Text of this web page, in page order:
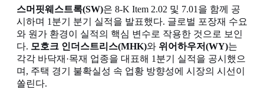
스머핏웨스트록(SW)은 8-K Item 2.02 및 7.01을 함께 공
시하며 1분기 분기 실적을 발표했다. 글로벌 포장재 수요
와 원가 환경이 실적의 핵심 변수로 작용한 것으로 보인
다. 모호크 인더스트리스(MHK)와 위어하우저(WY)는
각각 바닥재·목재 업종을 대표해 1분기 실적을 공시했으
며, 주택 경기 불확실성 속 업황 방향성에 시장의 시선이
쏠린다.